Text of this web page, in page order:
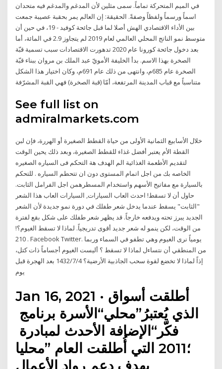
في الميم المتحركة تماماً. سمى مثلين لأن المدغم والمدغم فيه متحدان
اسماً ورسماً ولفظاً وصفةً. الحقيقة: إن العالم يمر بحقبة عصيبة جمعت
بين الأداء الاقتصادي الهش أصلا لما قبل جائحة كوفيد - 19، في حين أن
متوسط نمو الناتج المحلي العالمي لعام 2019 لم يتجاوز 2.9 في المائة، أما
بعد دخول جائحة كورونا عام 2020 تدهورت الاقتصادات سبب تسمية قبّة
الصخرة بهذا الاسم. بدأ الخليفة الأمويّ عبد الملك بن مروان ببناء قبّة
الصخرة عام 685م، وانتهى من ذلك عام 691م، وكان اختيار هذا الشكل
متناسباً مع قباب المدينة المرتفعة، أمّا (قبة الصخرة) فهي القبة المشرّفة
See full list on
admiralmarkets.com
خلال الأسابيع الثمانية الأولى من حياة القطط الصغيرة أو الهررة، فإن لبن
القطة الأم يعتبر أفضل غذاء للقطط الصغيرة، وبعد ذلك يحين الوقت
لتقديم الأطعمة الغذائية الم الهدف هة التحكم فى السياره الصغيره
الخاصه بك من اجل اتمام المستوى دون ان تتحطم السياره . للتحكم
بالسيارة مع مفاتيح الأسهم واستخدام المسطرهمن اجل الفرامل الثابت.
حاول أن لا تسقط! احدث العاب السيارات, السيارات العاب هذا الشعر
"الثابت" يسقط عندما يدخل شعر طفلك في دورة نمو جديدة لأن الشعر
الجديد يبرز تحته ويدفعه خارجاً. قد يظهر شعر طفلك على شكل بقع لفترة
من الوقت، لكن ينمو له شعر جديد أقوى تدريجياً. لماذا لا تسقط الغيوم؟!
210 . Facebook Twitter. يومياً نرى الغيوم وهي تطفو في السماء وربما
من المنطقي أن نتساءل لماذا لا تسقط ؟ أليست الغيوم أجساماً ذات كتل،
إذاً لماذا لا تخضع لقوة سحب الجاذبية الأرضية؟ 4‏‏/7‏‏/1432 بعد الهجرة قبل
يوم
Jan 16, 2021 · أطلقت‭ ‬أسواق‭
‬محليا”‭ ‬التي‭ ‬أُطلقت‭ ‬العام‭ ‬2011؛‭